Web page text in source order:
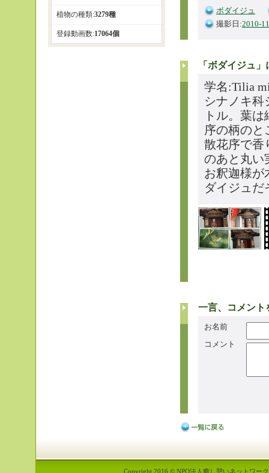
ボダイジュ
撮影日:2010-
「ボダイジュ
学名:Tilia
シナノキ科
トル。葉
序の柄のと
散花序で香
のあと丸い
お釈迦様が
ダイジュだ
一言、コメント
お名前
コメント
植物の種類:3279種
登録動画数:17064個
Copyright 2016 © NPO法人癒し憩いネットワー